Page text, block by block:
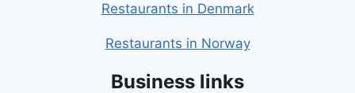
Restaurants in Denmark
Restaurants in Norway
Business links